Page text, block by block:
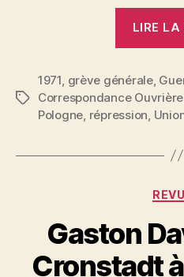
LIRE LA
Étiquettes
1971 grève générale,
Correspondance
Pologne répression
Gaston
Cronstadt